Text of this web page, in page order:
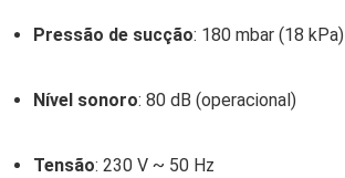
Pressão de sucção: 180 mbar (18 kPa)
Nível sonoro: 80 dB (operacional)
Tensão: 230 V ~ 50 Hz